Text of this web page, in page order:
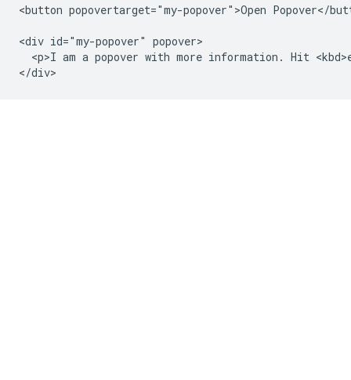
<button popovertarget="my-popover">Open Popover</
<div id="my-popover" popover>
<p>I am a popover with more information. Hit